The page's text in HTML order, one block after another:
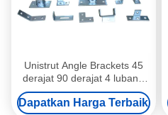
Unistrut Angle Brackets 45
derajat 90 derajat 4 lubang
stainless steel Strut Channel
Fitting
Dapatkan Harga Terbaik